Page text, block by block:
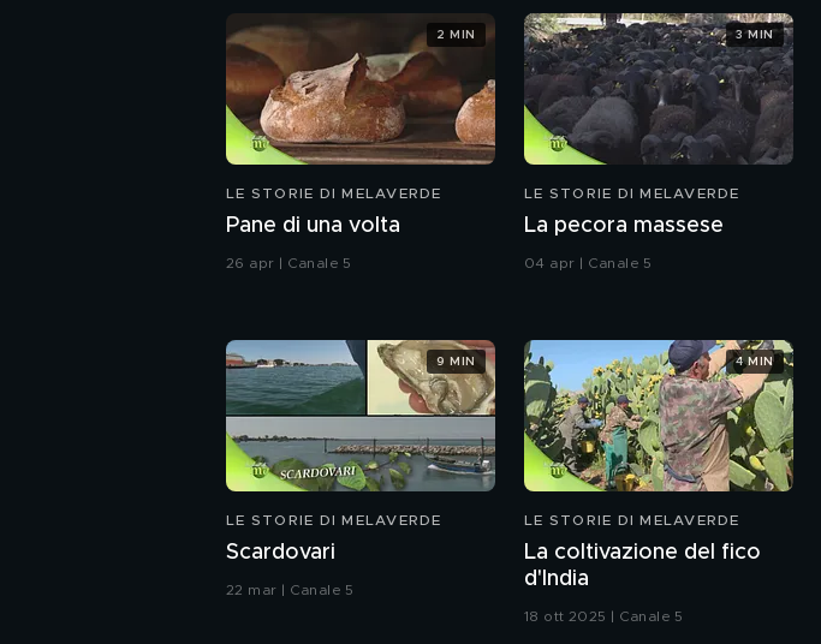
LE STORIE DI MELAVERDE
Pane di una volta
26 apr | Canale 5
2 MIN
LE STORIE DI MELAVERDE
La pecora massese
04 apr | Canale 5
3 MIN
LE STORIE DI MELAVERDE
Scardovari
22 mar | Canale 5
9 MIN
LE STORIE DI MELAVERDE
La coltivazione del fico
d'India
18 ott 2025 | Canale 5
4 MIN